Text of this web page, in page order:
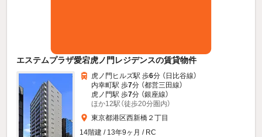
エステムプラザ愛宕虎ノ門レジデンスの賃貸物件
虎ノ門ヒルズ駅 歩6分 （日比谷線）
内幸町駅 歩7分 （都営三田線）
虎ノ門駅 歩7分 （銀座線）
ほか12駅（徒歩20分圏内）
東京都港区西新橋２丁目
14階建 / 13年9ヶ月 / RC